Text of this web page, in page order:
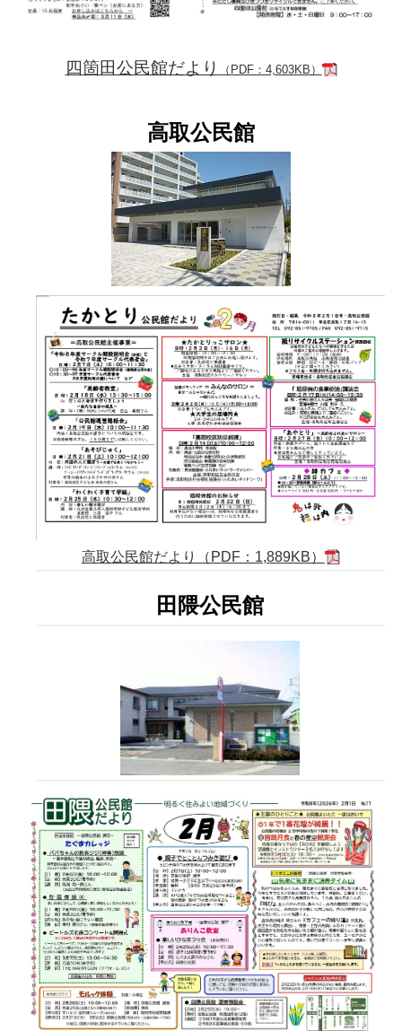
四箇田公民館だより （PDF：4,603KB）
高取公民館
高取公民館だより（PDF：1,889KB）
田隈公民館